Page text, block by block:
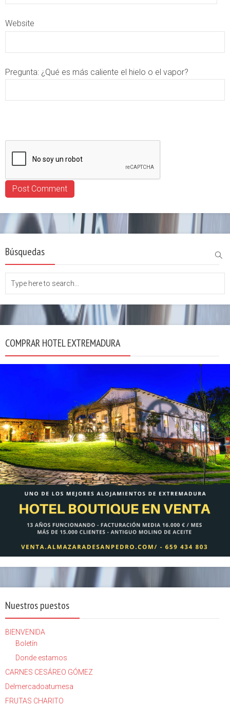
Website
Pregunta: ¿Qué es más caliente el hielo o el vapor?
Búsquedas
COMPRAR HOTEL EXTREMADURA
Nuestros puestos
BIENVENIDA
Boletín
Donde estamos
CARNES CESÁREO GÓMEZ
Delmercadoatumesa
FRUTAS CHARITO